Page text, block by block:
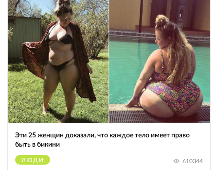
Эти 25 женщин доказали, что каждое тело имеет право
быть в бикини
ЛЮДИ 610344